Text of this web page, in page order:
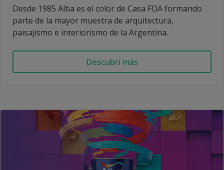
Desde 1985 Alba es el color de Casa FOA formando
parte de la mayor muestra de arquitectura,
paisajismo e interiorismo de la Argentina.
Descubrí más